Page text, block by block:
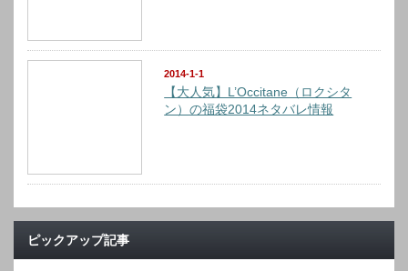
2014-1-1
【大人気】L’Occitane（ロクシタ
ン）の福袋2014ネタバレ情報
ピックアップ記事